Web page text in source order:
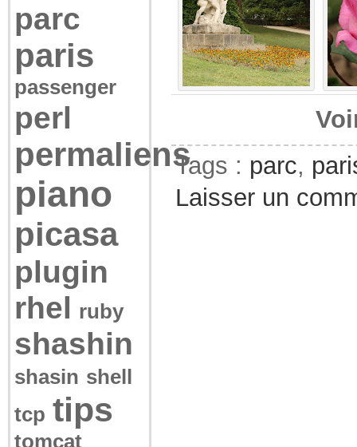
parc
paris
passenger
perl
permaliens
piano
picasa
plugin
rhel ruby
shashin
shasin shell
tcp tips
tomcat
Tags : parc,
Laisser un